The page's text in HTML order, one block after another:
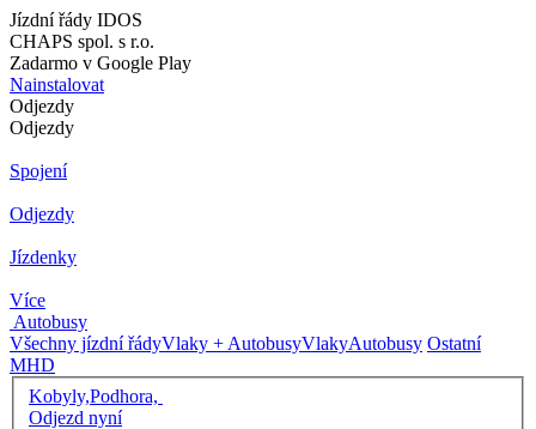
Jízdní řády IDOS
CHAPS spol. s r.o.
Zadarmo v Google Play
Nainstalovat
Odjezdy
Odjezdy
Spojení
Odjezdy
Jízdenky
Více
Autobusy
Všechny jízdní řádyVlaky + AutobusyVlakyAutobusy Ostatní
MHD
Kobyly,Podhora,
Odjezd nyní